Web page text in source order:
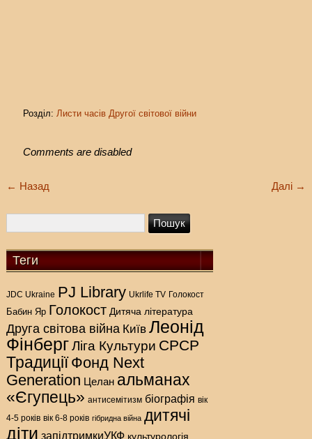
Розділ: Листи часів Другої світової війни
Comments are disabled
← Назад Далі →
Теги
JDC Ukraine PJ Library Ukrlife TV Голокост
Бабин Яр Голокост Дитяча література
Друга світова війна Київ Леонід
Фінберг Ліга Культури СРСР
ТрадиціїФонд Next
Generation Целан альманах
«Єгупець» антисемітизм біографія вік
4-5 років вік 6-8 років гібридна війна дитячі
діти запідтримкиУКФ культурологія